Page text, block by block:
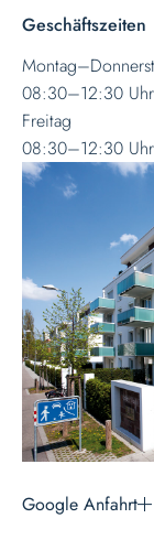
Geschäftszeiten
08:30–12:30
Freitag
08:30–12:30
Google Anfahrt